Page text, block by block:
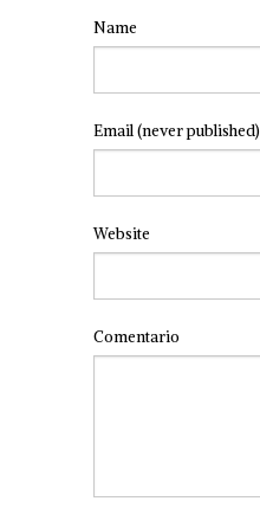
Name
Email(never published)
Website
Comentario